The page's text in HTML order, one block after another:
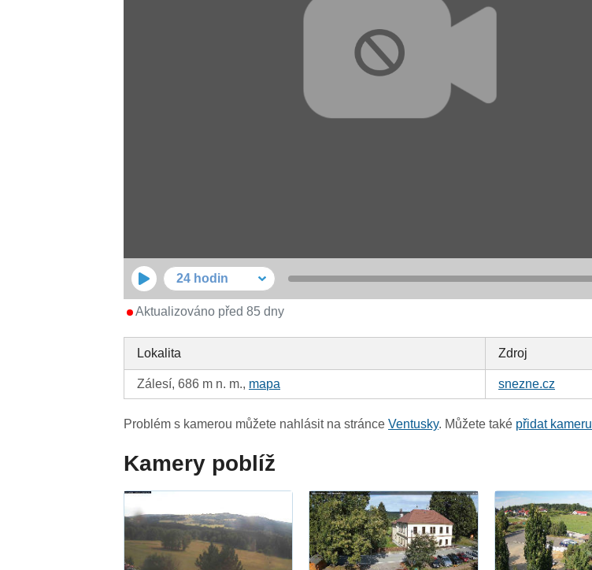
24 hodin
Aktualizováno před 85 dny
Lokalita Zdroj
Zálesí, 686 m n. m., mapa snezne.cz
Problém s kamerou můžete nahlásit na stránceVentusky. Můžete také přidat kameru
Kamery poblíž